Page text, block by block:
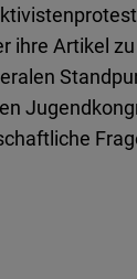
ihre Artikel